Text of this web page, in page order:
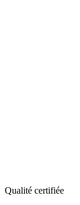
Qualité certifiée